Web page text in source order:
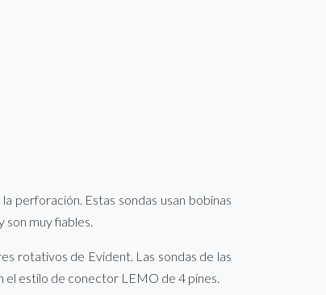
perforación. Estas sondas usan bobinas
muy fiables.
rotativos de Evident. Las sondas de las
el estilo de conector LEMO de 4 pines.